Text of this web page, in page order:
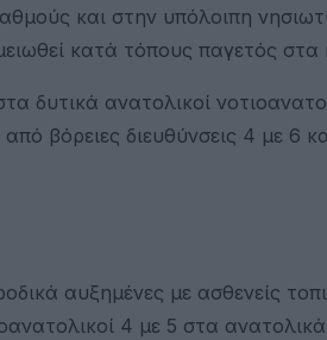
και στην υπόλοιπη
κατά τόπους παγετός στα
δυτικά ανατολικοί
βόρειες διευθύνσεις 4 με 6
αυξημένες με ασθενείς
4 με 5 στα